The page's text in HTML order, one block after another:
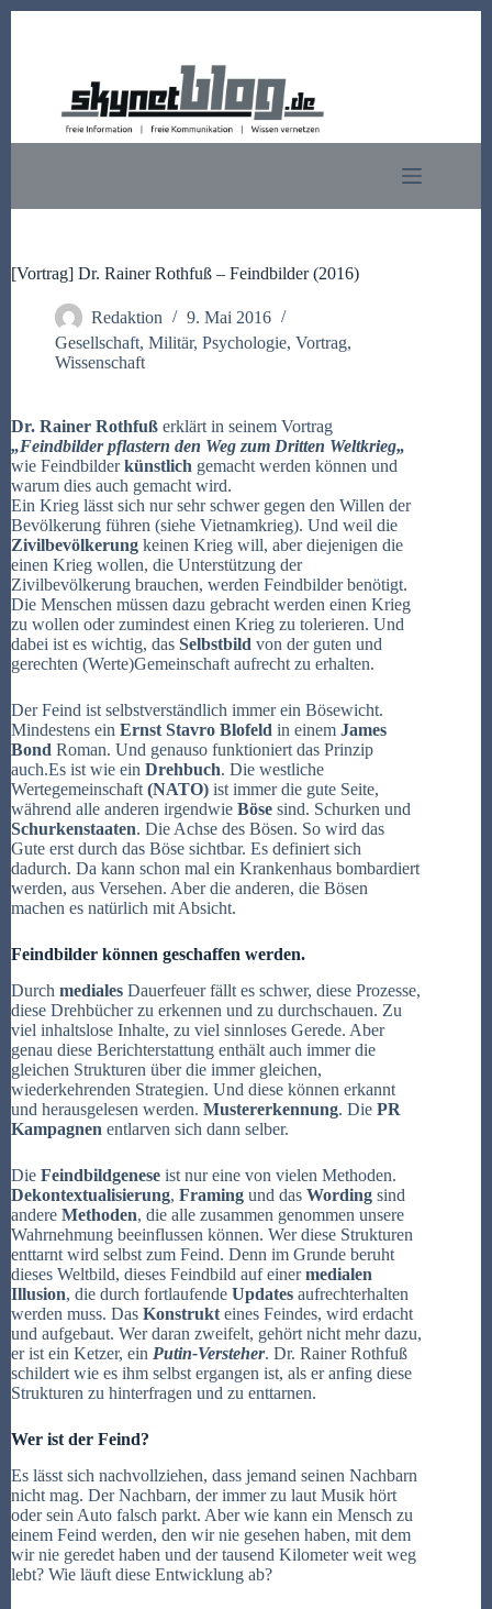
[Vortrag] Dr. Rainer Rothfuß – Feindbilder (2016)
Redaktion
9. Mai 2016
Gesellschaft, Militär, Psychologie, Vortrag,
Wissenschaft
Dr. Rainer Rothfuß erklärt in seinem Vortrag
„Feindbilder pflastern den Weg zum Dritten Weltkrieg„
wie Feindbilderkünstlich gemacht werden können und
warum dies auch gemacht wird.
Ein Krieg lässt sich nur sehr schwer gegen den Willen der
Bevölkerung führen (siehe Vietnamkrieg). Und weil die
Zivilbevölkerung keinen Krieg will, aber diejenigen die
einen Krieg wollen, die Unterstützung der
Zivilbevölkerung brauchen, werden Feindbilder benötigt.
Die Menschen müssen dazu gebracht werden einen Krieg
zu wollen oder zumindest einen Krieg zu tolerieren. Und
dabei ist es wichtig, das Selbstbild von der guten und
gerechten (Werte)Gemeinschaft aufrecht zu erhalten.
Der Feind ist selbstverständlich immer ein Bösewicht.
Mindestens ein Ernst Stavro Blofeld in einem James
Bond Roman. Und genauso funktioniert das Prinzip
auch.Es ist wie ein Drehbuch. Die westliche
Wertegemeinschaft (NATO) ist immer die gute Seite,
während alle anderen irgendwie Böse sind. Schurken und
Schurkenstaaten. Die Achse des Bösen. So wird das
Gute erst durch das Böse sichtbar. Es definiert sich
dadurch. Da kann schon mal ein Krankenhaus bombardiert
werden, aus Versehen. Aber die anderen, die Bösen
machen es natürlich mit Absicht.
Feindbilder können geschaffen werden.
Durch mediales Dauerfeuer fällt es schwer, diese Prozesse,
diese Drehbücher zu erkennen und zu durchschauen. Zu
viel inhaltslose Inhalte, zu viel sinnloses Gerede. Aber
genau diese Berichterstattung enthält auch immer die
gleichen Strukturen über die immer gleichen,
wiederkehrenden Strategien. Und diese können erkannt
und herausgelesen werden. Mustererkennung. Die PR
Kampagnen entlarven sich dann selber.
Die Feindbildgenese ist nur eine von vielen Methoden.
Dekontextualisierung, Framing und das Wording sind
andere Methoden, die alle zusammen genommen unsere
Wahrnehmung beeinflussen können. Wer diese Strukturen
enttarnt wird selbst zum Feind. Denn im Grunde beruht
dieses Weltbild, dieses Feindbild auf einermedialen
Illusion, die durch fortlaufende Updates aufrechterhalten
werden muss. Das Konstrukt eines Feindes, wird erdacht
und aufgebaut. Wer daran zweifelt, gehört nicht mehr dazu,
er ist ein Ketzer, ein Putin-Versteher. Dr. RainerRothfuß
schildert wie es ihm selbst ergangen ist, als er anfing diese
Strukturen zu hinterfragen und zu enttarnen.
Wer ist der Feind?
Es lässt sich nachvollziehen, dass jemand seinen Nachbarn
nicht mag. Der Nachbarn, der immer zu laut Musik hört
oder sein Auto falsch parkt. Aber wie kann ein Mensch zu
einem Feind werden, den wir nie gesehen haben, mit dem
wir nie geredet haben und der tausend Kilometer weit weg
lebt? Wie läuft diese Entwicklung ab?